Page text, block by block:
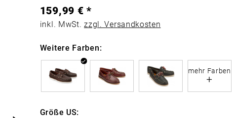
159,99 € *
inkl. MwSt.zzgl. Versandkosten
Weitere Farben:
mehr Farben
+
Größe US: